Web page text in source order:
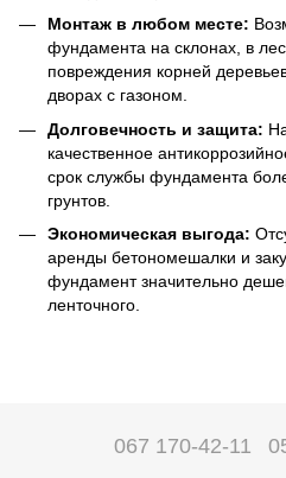
Монтаж в любом месте:
фундамента на склонах, в
повреждения корней
дворах с газоном.
Долговечность и защита:
качественное
срок службы фундамента
грунтов.
Экономическая выгода:
аренды бетономешалки и
фундамент значительно
ленточного.
067 170-42-11